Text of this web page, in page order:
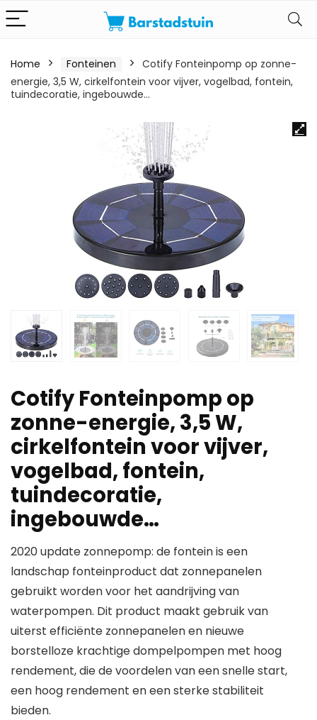
Home Fonteinen
Cotify Fonteinpomp op zonne-
energie, 3,5 W, cirkelfontein voor vijver, vogelbad, fontein,
tuindecoratie, ingebouwde…
Cotify Fonteinpomp op
zonne-energie, 3,5 W,
cirkelfontein voor vijver,
vogelbad, fontein,
tuindecoratie,
ingebouwde…
2020 update zonnepomp: de fontein is een
landschap fonteinproduct dat zonnepanelen
gebruikt worden voor het aandrijving van
waterpompen. Dit product maakt gebruik van
uiterst efficiënte zonnepanelen en nieuwe
borstelloze krachtige dompelpompen met hoog
rendement, die de voordelen van een snelle start,
een hoog rendement en een sterke stabiliteit
bieden.